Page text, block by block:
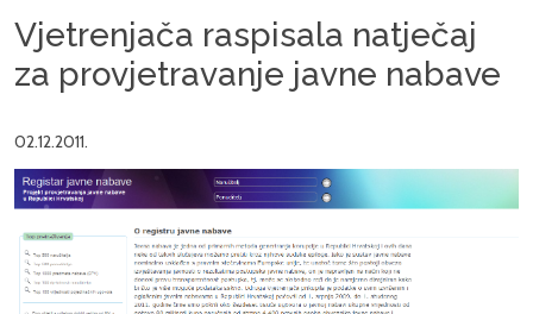
Vjetrenjača raspisala natječaj
za provjetravanje javne nabave
02.12.2011.